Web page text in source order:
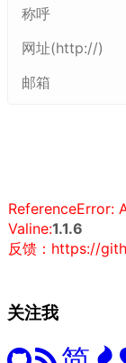
ReferenceError:
Valine:1.1.6
反馈：https://
关注我